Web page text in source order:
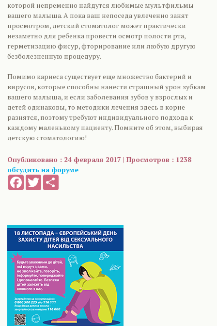
которой непременно найдутся любимые мультфильмы
вашего малыша. А пока ваш непоседа увлеченно занят
просмотром, детский стоматолог может практически
незаметно для ребенка провести осмотр полости рта,
герметизацию фисур, фторирование или любую другую
безболезненную процедуру.
Помимо кариеса существует еще множество бактерий и
вирусов, которые способны нанести страшный урон зубкам
вашего малыша, и если заболевания зубов у взрослых и
детей одинаковы, то методики лечения здесь в корне
разнятся, поэтому требуют индивидуального подхода к
каждому маленькому пациенту. Помните об этом, выбирая
детскую стоматологию!
Опубликовано : 24 февраля 2017 | Просмотров : 1238 |
обсудить на форуме
FacebookTwitter